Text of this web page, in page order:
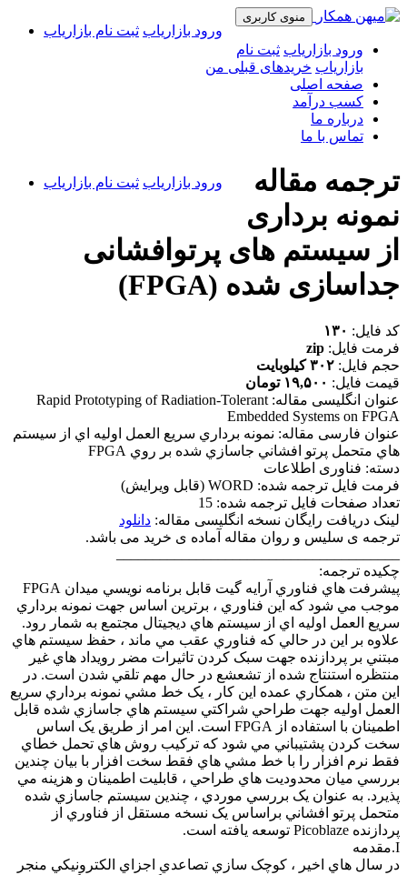
منوی کاربری
ورود بازاریاب ثبت نام بازاریاب
ورود بازاریاب ثبت نام
بازاریاب خریدهای قبلی من
صفحه اصلی
کسب درآمد
درباره ما
تماس با ما
ورود بازاریاب ثبت نام بازاریاب
ترجمه مقاله
نمونه برداری
از سیستم های پرتوافشانی
جداسازی شده (FPGA)
کد فایل: ۱۳۰
فرمت فایل: zip
حجم فایل: ۳۰۲ کیلوبایت
قیمت فایل: ۱۹,۵۰۰ تومان
عنوان انگلیسی مقاله: Rapid Prototyping of Radiation-Tolerant
Embedded Systems on FPGA
عنوان فارسی مقاله: نمونه برداري سريع العمل اوليه اي از سيستم
هاي متحمل پرتو افشاني جاسازي شده بر روي FPGA
دسته: فناوری اطلاعات
فرمت فایل ترجمه شده: WORD (قابل ویرایش)
تعداد صفحات فایل ترجمه شده: 15
لینک دریافت رایگان نسخه انگلیسی مقاله: دانلود
ترجمه ی سلیس و روان مقاله آماده ی خرید می باشد.
چکیده ترجمه:
پيشرفت هاي فناوري آرايه گيت قابل برنامه نويسي ميدان FPGA
موجب مي شود که اين فناوري ، برترين اساس جهت نمونه برداري
سريع العمل اوليه اي از سيستم هاي ديجيتال مجتمع به شمار رود.
علاوه بر اين در حالي که فناوري عقب مي ماند ، حفظ سيستم هاي
مبتني بر پردازنده جهت سبک کردن تاثيرات مضر رويداد هاي غير
منتظره استنتاج شده از تشعشع در حال مهم تلقي شدن است. در
اين متن ، همکاري عمده اين کار ، يک خط مشي نمونه برداري سريع
العمل اوليه جهت طراحي شراکتي سيستم هاي جاسازي شده قابل
اطمينان با استفاده از FPGA است. اين امر از طريق يک اساس
سخت کردن پشتيباني مي شود که ترکيب روش هاي تحمل خطاي
فقط نرم افزار را با خط مشي هاي فقط سخت افزار با بيان چندين
بررسي ميان محدوديت هاي طراحي ، قابليت اطمينان و هزينه مي
پذيرد. به عنوان يک بررسي موردي ، چندين سيستم جاسازي شده
متحمل پرتو افشاني براساس يک نسخه مستقل از فناوري از
پردازنده Picoblaze توسعه يافته است.
I.مقدمه
در سال هاي اخير ، کوچک سازي تصاعدي اجزاي الکترونيکي منجر